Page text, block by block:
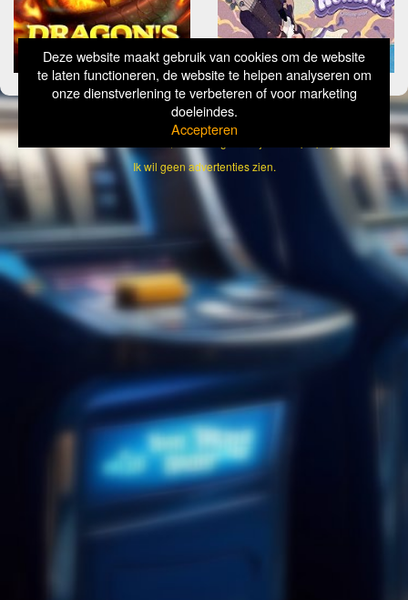
Deze website maakt gebruik van cookies om de website
te laten functioneren, de website te helpen analyseren om
onze dienstverlening te verbeteren of voor marketing
doeleindes.
Accepteren
CopyrightSimply Wild 2026
Verantwoord Gokken Info, Wat kost gokken jou? Stop op tijd, 18+
Ik wil geen advertenties zien.